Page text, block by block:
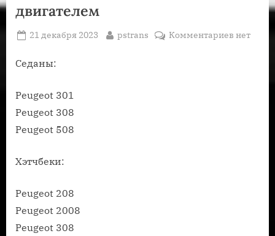
двигателем
Posted
21 декабря 2023 By
pstrans Комментариевкнет
Седаны:
Peugeot 301
Peugeot 308
Peugeot 508
Хэтчбеки:
Peugeot 208
Peugeot 2008
Peugeot 308